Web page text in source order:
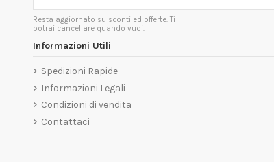
Resta aggiornato su sconti ed offerte. Ti
potrai cancellare quando vuoi.
Informazioni Utili
Spedizioni Rapide
Informazioni Legali
Condizioni di vendita
Contattaci